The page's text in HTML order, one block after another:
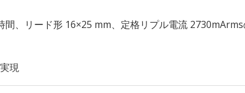
、リード形 16×25 mm、定格リプル電流
現